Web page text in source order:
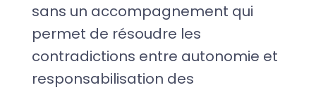
sans un accompagnement qui
permet de résoudre les
contradictions entre autonomie et
responsabilisation des